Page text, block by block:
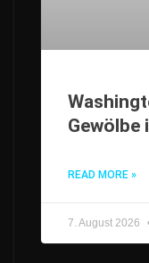
Gewölbe
READ MORE »
7. August 2026